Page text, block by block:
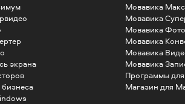
экрана
Мовавика
Мовавика
Мовавика Фото
Мовавика
Мовавика
Мовавика
Программы
Магазин для